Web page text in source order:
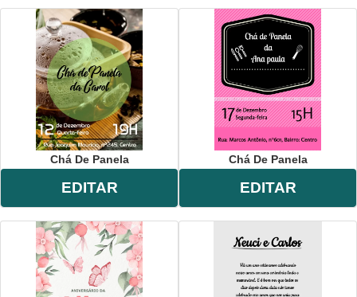
Chá De Panela
EDITAR
Chá De Panela
EDITAR